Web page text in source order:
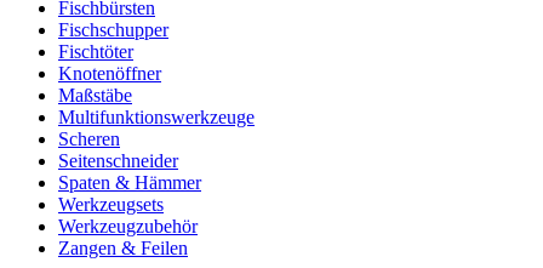
Fischbürsten
Fischschupper
Fischtöter
Knotenöffner
Maßstäbe
Multifunktionswerkzeuge
Scheren
Seitenschneider
Spaten & Hämmer
Werkzeugsets
Werkzeugzubehör
Zangen & Feilen